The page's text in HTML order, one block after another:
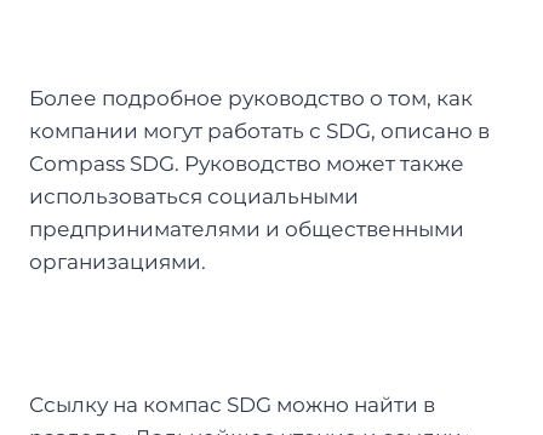
Более подробное руководство о том, как
компании могут работать с SDG, описано в
Compass SDG. Руководство может также
использоваться социальными
предпринимателями и общественными
организациями.
Ссылку на компас SDG можно найти в